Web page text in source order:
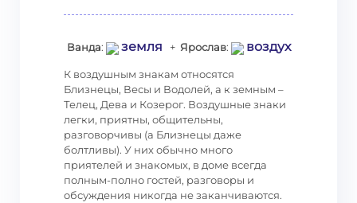
Ванда: земля + Ярослав: воздух
К воздушным знакам относятся
Близнецы, Весы и Водолей, а к земным –
Телец, Дева и Козерог. Воздушные знаки
легки, приятны, общительны,
разговорчивы (а Близнецы даже
болтливы). У них обычно много
приятелей и знакомых, в доме всегда
полным-полно гостей, разговоры и
обсуждения никогда не заканчиваются.